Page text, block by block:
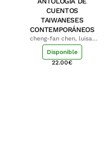
CUENTOS
TAIWANESES
CONTEMPORÁNEOS
cheng-fan chen, luisa;
shu-ying chang, luisa
Disponible
22.00€